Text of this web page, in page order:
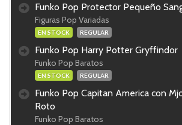
Funko Pop Protector Pequeño
Figuras Pop Variadas
EN STOCK REGULAR
Funko Pop Harry Potter Gryffindor
Funko Pop Baratos
EN STOCK REGULAR
Funko Pop Capitan America con
Roto
Funko Pop Baratos